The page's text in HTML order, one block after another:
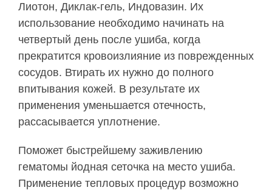
Лиотон, Диклак-гель, Индовазин. Их
использование необходимо начинать на
четвертый день после ушиба, когда
прекратится кровоизлияние из поврежденных
сосудов. Втирать их нужно до полного
впитывания кожей. В результате их
применения уменьшается отечность,
рассасывается уплотнение.
Поможет быстрейшему заживлению
гематомы йодная сеточка на место ушиба.
Применение тепловых процедур возможно